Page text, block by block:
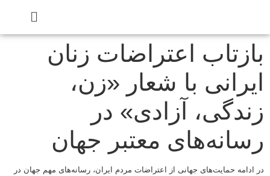
بازتاب اعتراضات زنان
ایرانی با شعار «زن،
زندگی، آزادی» در
رسانه‌های معتبر جهان
در ادامه حمایت‌های جهانی از اعتراضات مردم ایران، رسانه‌های مهم جهان در